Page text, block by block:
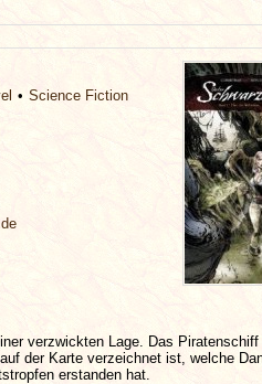
Science Fiction
verzwickten Lage. Das
der Karte verzeichnet ist, welche
erstanden hat.